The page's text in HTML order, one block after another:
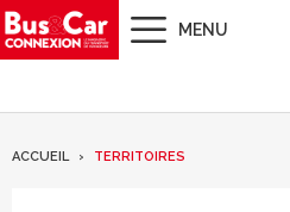
MENU
ACCUEIL TERRITOIRES